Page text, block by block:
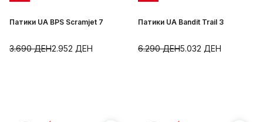
Патики UA BPS Scramjet 7
2.952 ДЕН
3.690ДЕН
Патики UA Bandit Trail 3
5.032 ДЕН
6.290ДЕН